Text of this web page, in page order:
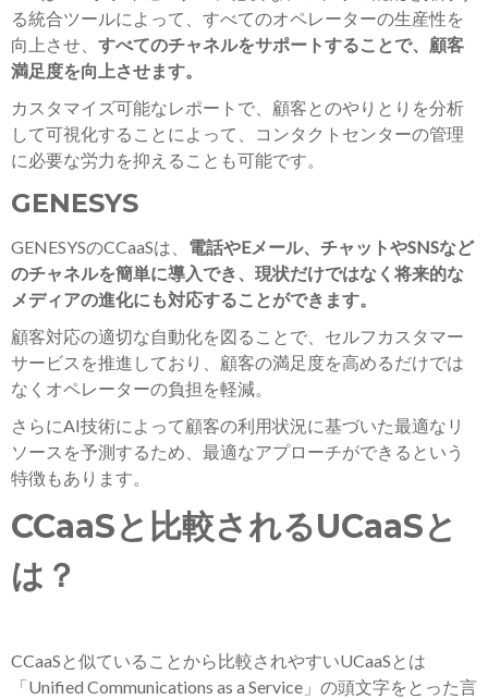
る統合ツールによって、すべてのオペレーターの生産性を
向上させ、 すべてのチャネルをサポートすることで、顧客
満足度を向上させます。
カスタマイズ可能なレポートで、顧客とのやりとりを分析
して可視化することによって、コンタクトセンターの管理
に必要な労力を抑えることも可能です。
GENESYS
GENESYSのCCaaSは、 電話やEメール、チャットやSNSなど
のチャネルを簡単に導入でき、現状だけではなく将来的な
メディアの進化にも対応することができます。
顧客対応の適切な自動化を図ることで、セルフカスタマー
サービスを推進しており、顧客の満足度を高めるだけでは
なくオペレーターの負担を軽減。
さらにAI技術によって顧客の利用状況に基づいた最適なリ
ソースを予測するため、最適なアプローチができるという
特徴もあります。
CCaaSと比較されるUCaaSと
は？
CCaaSと似ていることから比較されやすいUCaaSとは
「Unified Communications as a Service」の頭文字をとった言